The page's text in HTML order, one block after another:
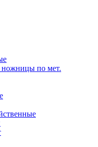
ножницы по мет.